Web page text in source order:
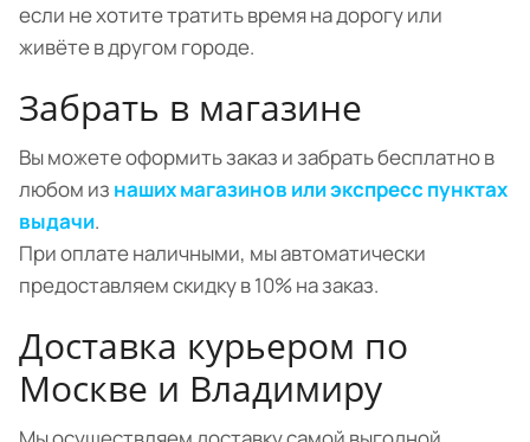
если не хотите тратить время на дорогу или
живёте в другом городе.
Забрать в магазине
Вы можете оформить заказ и забрать бесплатно в
любом из наших магазинов или экспресс пунктах
выдачи.
При оплате наличными, мы автоматически
предоставляем скидку в 10% на заказ.
Доставка курьером по
Москве и Владимиру